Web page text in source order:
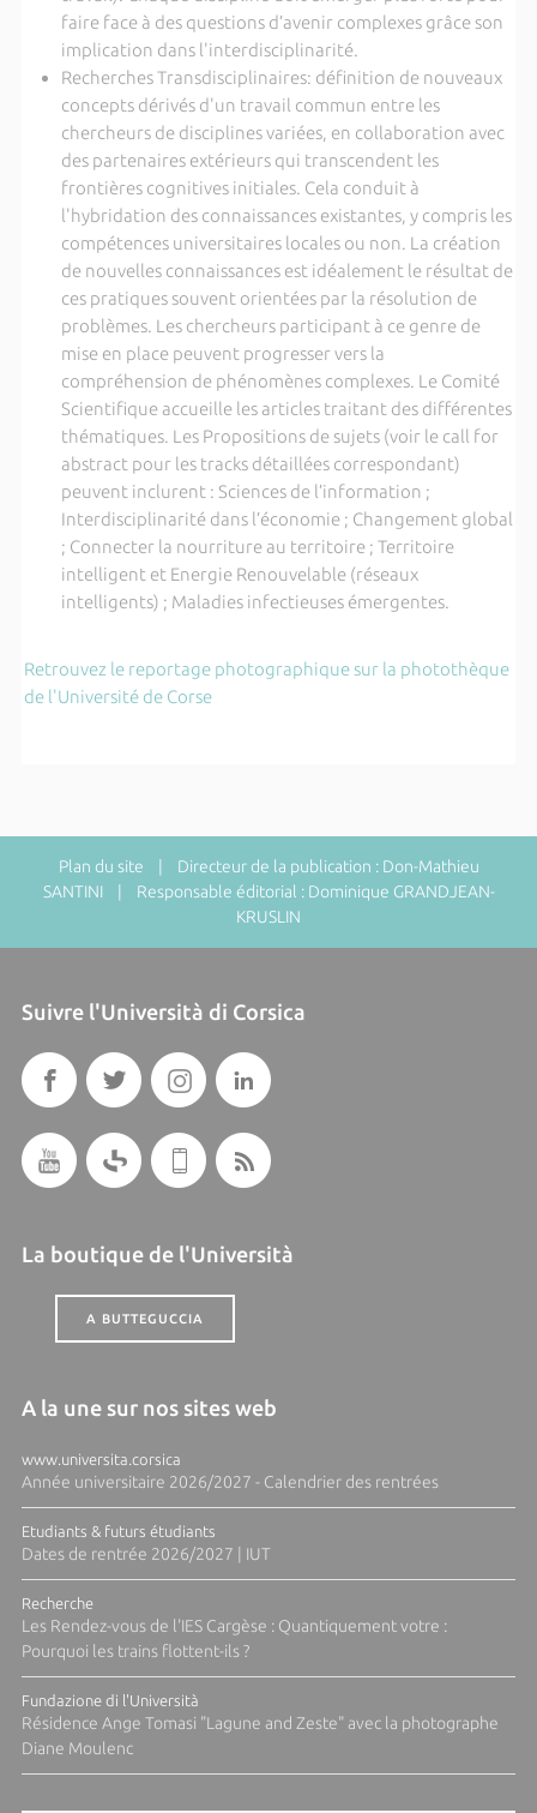
faire face à des questions d’avenir complexes grâce son
implication dans l'interdisciplinarité.
Recherches Transdisciplinaires: définition de nouveaux
concepts dérivés d'un travail commun entre les
chercheurs de disciplines variées, en collaboration avec
des partenaires extérieurs qui transcendent les
frontières cognitives initiales. Cela conduit à
l'hybridation des connaissances existantes, y compris les
compétences universitaires locales ou non. La création
de nouvelles connaissances est idéalement le résultat de
ces pratiques souvent orientées par la résolution de
problèmes. Les chercheurs participant à ce genre de
mise en place peuvent progresser vers la
compréhension de phénomènes complexes. Le Comité
Scientifique accueille les articles traitant des différentes
thématiques. Les Propositions de sujets (voir le call for
abstract pour les tracks détaillées correspondant)
peuvent inclurent : Sciences de l’information ;
Interdisciplinarité dans l’économie ; Changement global
; Connecter la nourriture au territoire ; Territoire
intelligent et Energie Renouvelable (réseaux
intelligents) ; Maladies infectieuses émergentes.
Retrouvez le reportage photographique sur la photothèque
de l'Université de Corse
Plan du site | Directeur de la publication : Don-Mathieu
SANTINI | Responsable éditorial : Dominique GRANDJEAN-
KRUSLIN
Suivre l'Università di Corsica
La boutique de l'Università
A BUTTEGUCCIA
A la une sur nos sites web
www.universita.corsica
Année universitaire 2026/2027 - Calendrier des rentrées
Etudiants & futurs étudiants
Dates de rentrée 2026/2027 | IUT
Recherche
Les Rendez-vous de l'IES Cargèse : Quantiquement votre :
Pourquoi les trains flottent-ils ?
Fundazione di l'Università
Résidence Ange Tomasi "Lagune and Zeste" avec la photographe
Diane Moulenc